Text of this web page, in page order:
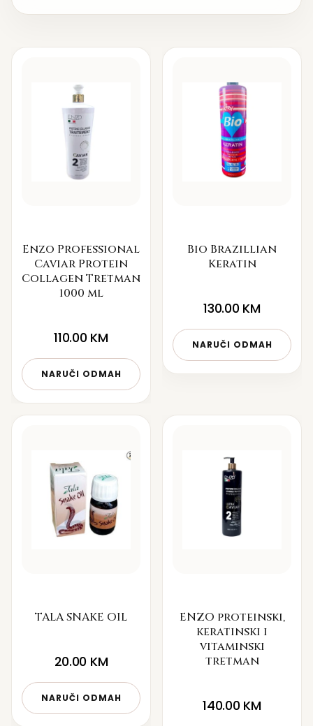
Enzo Professional
Caviar Protein
Collagen Tretman
1000 ml
110.00 KM
NARUČI ODMAH
Bio Brazillian
Keratin
130.00 KM
NARUČI ODMAH
TALA SNAKE OIL
20.00 KM
NARUČI ODMAH
ENZO proteinski,
keratinski i
vitaminski
tretman
140.00 KM